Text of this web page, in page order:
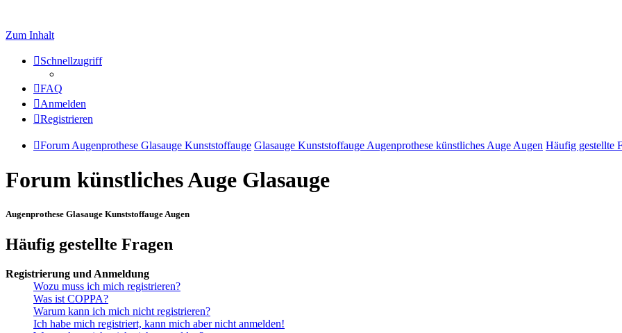
Zum Inhalt
Schnellzugriff
FAQ
Anmelden
Registrieren
Forum Augenprothese Glasauge Kunststoffauge Glasauge Kunststoffauge Augenprothese künstliches Auge Augen Häufig gestellte
Forum künstliches Auge Glasauge
Augenprothese Glasauge Kunststoffauge Augen
Häufig gestellte Fragen
Registrierung und Anmeldung
Wozu muss ich mich registrieren?
Was ist COPPA?
Warum kann ich mich nicht registrieren?
Ich habe mich registriert, kann mich aber nicht anmelden!